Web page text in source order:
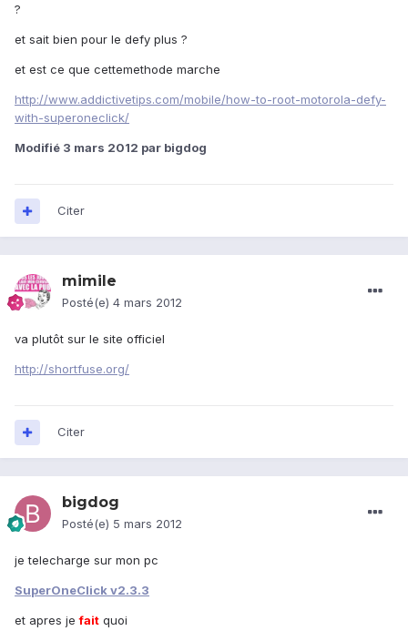
?
et sait bien pour le defy plus ?
et est ce que cettemethode marche
http://www.addictivetips.com/mobile/how-to-root-motorola-defy-
with-superoneclick/
Modifié 3 mars 2012 par bigdog
Citer
mimile
Posté(e) 4 mars 2012
va plutôt sur le site officiel
http://shortfuse.org/
Citer
bigdog
Posté(e) 5 mars 2012
je telecharge sur mon pc
SuperOneClick v2.3.3
et apres jefait quoi